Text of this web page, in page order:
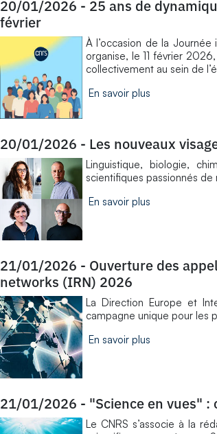
20/01/2026 - 25 ans de
février
À l’occasion de la
organise, le 11 février
collectivement au sein de
En savoir plus
20/01/2026 - Les nouveaux
Linguistique, biologie,
scientifiques passionnés
En savoir plus
21/01/2026 - Ouverture des
networks (IRN) 2026
La Direction Europe et
campagne unique pour les
En savoir plus
21/01/2026 - "Science en vues" :
Le CNRS s’associe à la